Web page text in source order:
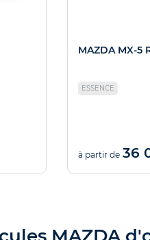
MAZDA MX-5
ESSENCE
à partir de 36